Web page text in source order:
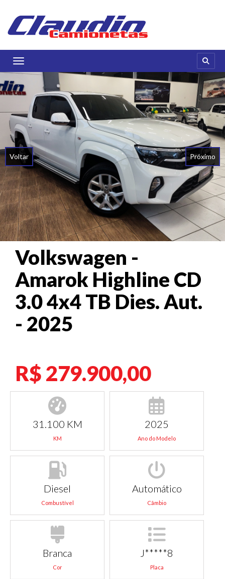
Toggle navigation
Voltar Próximo
Volkswagen -
Amarok Highline CD
3.0 4x4 TB Dies. Aut.
- 2025
R$ 279.900,00
31.100 KM
KM
2025
Ano do Modelo
Diesel
Combustível
Automático
Câmbio
Branca
Cor
J*****8
Placa